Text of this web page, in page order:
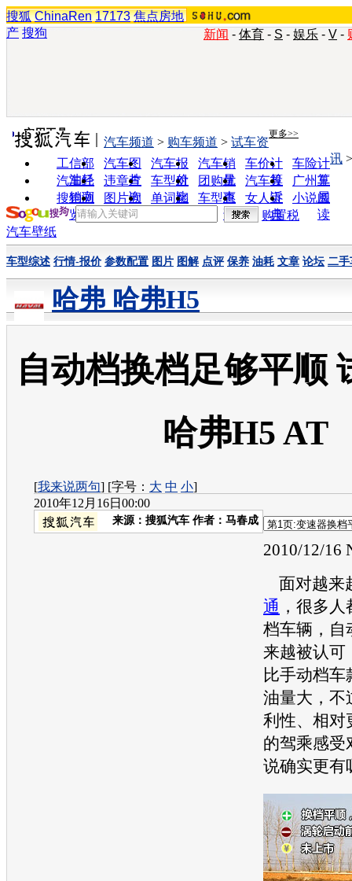
搜狐 ChinaRen 17173 焦点房地
产 搜狗 新闻 - 体育 - S - 娱乐 - V -
实用工具 更多>>
工信部
油耗
汽车图
片
汽车报
价
汽车销
量
车价计
算
车险计
算
汽车经
销商
违章查
询
车型对
比
团购优
惠
汽车投
诉
广州车
展
搜狗浏
览器
图片欣
赏
单词翻
车型查
询
女人宝
典
小说阅
读
汽车频道 > 购车频道 > 试车资
讯
购置税
汽车壁纸
车型综述 行情-报价 参数配置 图片 图解 点评 保养 油耗 文章 论坛 二手
哈弗 哈弗H5
自动档换档足够平顺
哈弗H5 AT
[我来说两句] [字号： 大 中 小]
2010年12月16日00:00
来源： 搜狐汽车 作者：马春成
2010/12/16
面对越来
通 ，很多
档车辆，自
来越被认可
比手动档
油量大，不
利性、相对
的驾乘感受
说确实更有